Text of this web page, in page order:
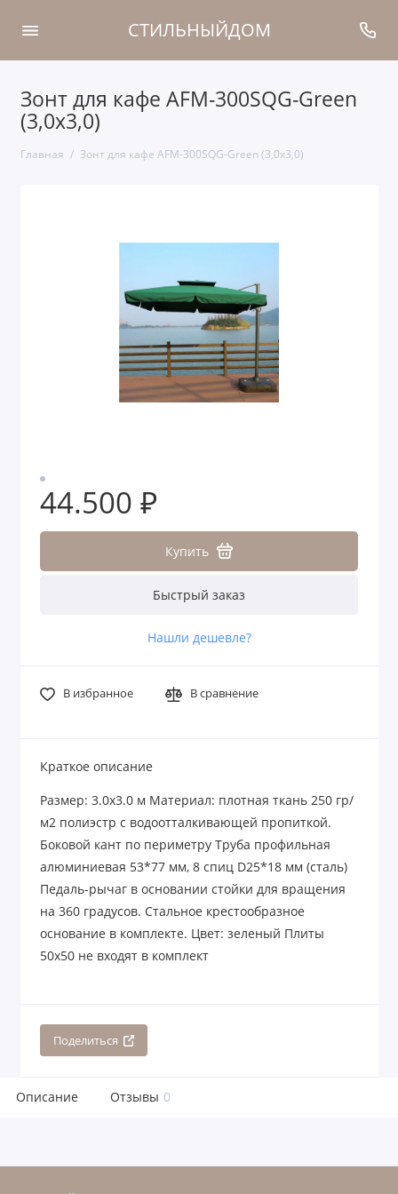
СТИЛЬНЫЙДОМ
Зонт для кафе AFM-300SQG-Green
(3,0x3,0)
Главная Зонт для кафе AFM-300SQG-Green (3,0x3,0)
44.500 ₽
Купить
Быстрый заказ
Нашли дешевле?
В избранное В сравнение
Краткое описание
Размер: 3.0х3.0 м Материал: плотная ткань 250 гр/
м2 полиэстр с водоотталкивающей пропиткой.
Боковой кант по периметру Труба профильная
алюминиевая 53*77 мм, 8 спиц D25*18 мм (сталь)
Педаль-рычаг в основании стойки для вращения
на 360 градусов. Стальное крестообразное
основание в комплекте. Цвет: зеленый Плиты
50x50 не входят в комплект
Поделиться
Описание Отзывы 0